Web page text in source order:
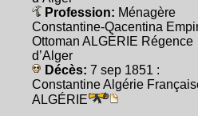
Profession: Ménagère
Constantine-Qacentina
Ottoman ALGÉRIE Régence
d’Alger
Décès: 7 sep 1851 :
Constantine Algérie
ALGÉRIE